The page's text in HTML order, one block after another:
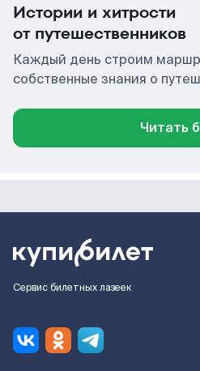
Истории и хитрости
от путешественников
Каждый день строим
собственные знания о
Читать
Сервис билетных лазеек